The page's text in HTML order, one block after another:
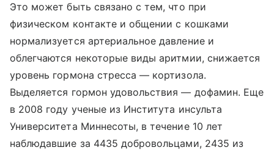
Это может быть связано с тем, что при
физическом контакте и общении с кошками
нормализуется артериальное давление и
облегчаются некоторые виды аритмии, снижается
уровень гормона стресса — кортизола.
Выделяется гормон удовольствия — дофамин. Еще
в 2008 году ученые из Института инсульта
Университета Миннесоты, в течение 10 лет
наблюдавшие за 4435 добровольцами, 2435 из